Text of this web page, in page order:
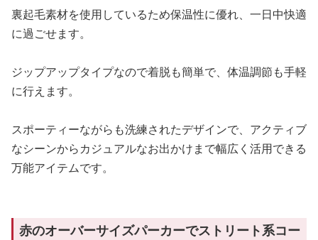
裏起毛素材を使用しているため保温性に優れ、一日中快適
に過ごせます。
ジップアップタイプなので着脱も簡単で、体温調節も手軽
に行えます。
スポーティーながらも洗練されたデザインで、アクティブ
なシーンからカジュアルなお出かけまで幅広く活用できる
万能アイテムです。
赤のオーバーサイズパーカーでストリート系コー